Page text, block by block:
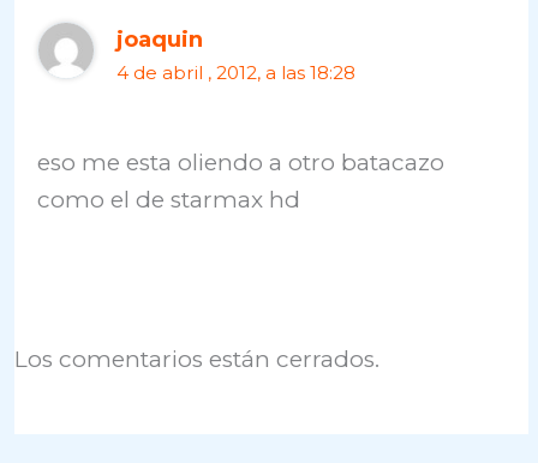
joaquin
4 de abril , 2012, a las 18:28
eso me esta oliendo a otro batacazo
como el de starmax hd
Los comentarios están cerrados.